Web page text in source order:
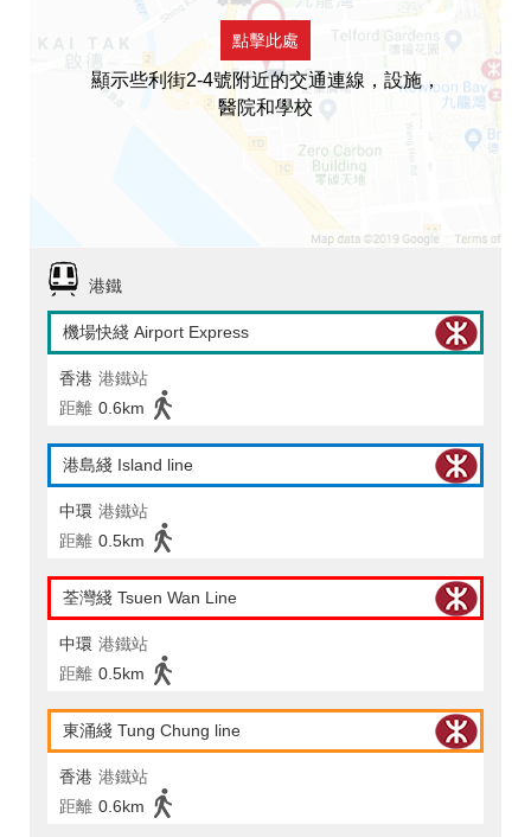
點擊此處
顯示些利街2-4號附近的交通連線，設施，
醫院和學校
港鐵
機場快綫 Airport Express
香港 港鐵站
距離 0.6km
港島綫 Island line
中環 港鐵站
距離 0.5km
荃灣綫 Tsuen Wan Line
中環 港鐵站
距離 0.5km
東涌綫 Tung Chung line
香港 港鐵站
距離 0.6km